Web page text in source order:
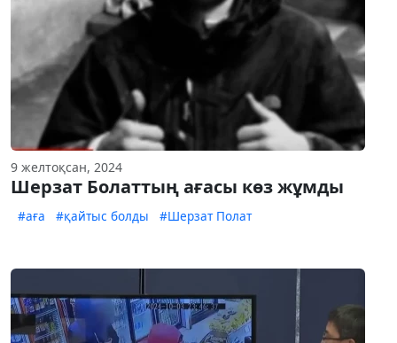
9 желтоқсан, 2024
Шерзат Болаттың ағасы көз жұмды
#аға #қайтыс болды #Шерзат Полат